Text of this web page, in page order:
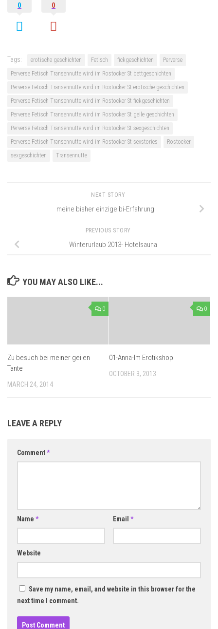
0 0
Tags: erotische geschichten Fetisch fickgeschichten
Perverse
Perverse Fetisch Transennutte wird im Rostocker St bettgeschichten
Perverse Fetisch Transennutte wird im Rostocker St erotische geschichten
Perverse Fetisch Transennutte wird im Rostocker St fickgeschichten
Perverse Fetisch Transennutte wird im Rostocker St geile geschichten
Perverse Fetisch Transennutte wird im Rostocker St sexgeschichten
Perverse Fetisch Transennutte wird im Rostocker St sexstories
Rostocker
sexgeschichten
Transennutte
NEXT STORY
meine bisher einzige bi-Erfahrung
PREVIOUS STORY
Winterurlaub 2013- Hotelsauna
YOU MAY ALSO LIKE...
0
Zu besuch bei meiner geilen
Tante
MARCH 24, 2014
0
01-Anna-Im Erotikshop
OCTOBER 3, 2013
LEAVE A REPLY
Comment*
Name * Email *
Website
Save my name, email, and website in this browser for the
next time I comment.